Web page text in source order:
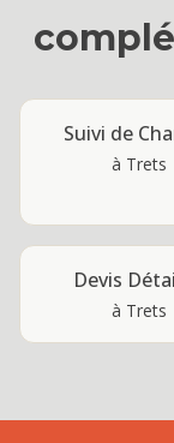
Suivi de
à Trets
Devis
à Trets